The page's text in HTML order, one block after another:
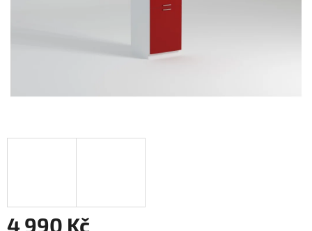
4 990 Kč